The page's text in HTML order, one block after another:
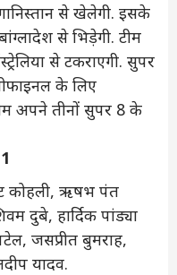
से खेलेगी. इसके
से भिड़ेगी. टीम
से टकराएगी. सुपर
के लिए
अपने तीनों सुपर 8 के
कोहली, ऋषभ पंत
दुबे, हार्दिक पांड्या
जसप्रीत बुमराह,
यादव.